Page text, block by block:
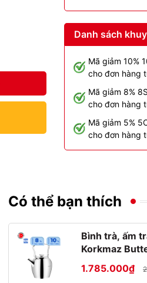
Danh sách
Mã giảm 10%
cho đơn hàng
Mã giảm 8%
cho đơn hàng
Mã giảm 5%
cho đơn hàng
Có thể bạn thích
Bình trà, ấm
Korkmaz
A026
1.785.000₫